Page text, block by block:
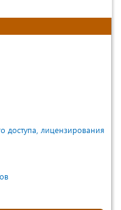
доступа, лицензирования